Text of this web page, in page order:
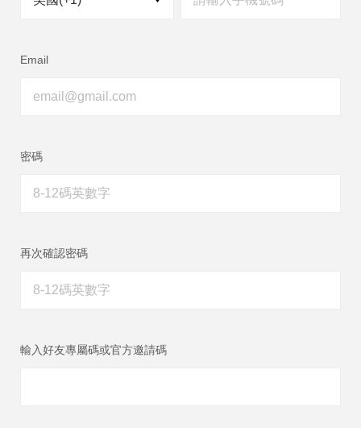
Email
密碼
再次確認密碼
輸入好友專屬碼或官方邀請碼